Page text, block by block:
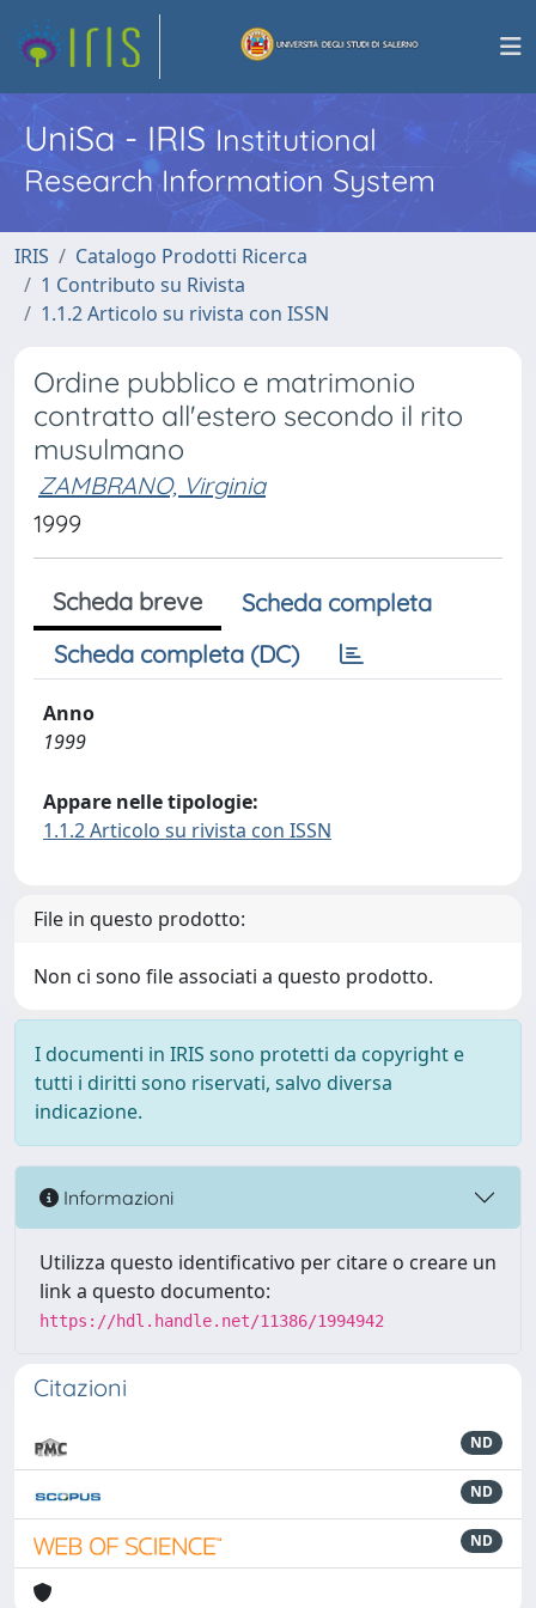
UniSa - IRISInstitutional
Research Information System
IRIS
Catalogo Prodotti Ricerca
1 Contributo su Rivista
1.1.2 Articolo su rivista con ISSN
Ordine pubblico e matrimonio
contratto all'estero secondo il rito
musulmano
ZAMBRANO, Virginia
1999
Scheda breve
Scheda completa
Scheda completa (DC)
Anno
1999
Appare nelle tipologie:
1.1.2 Articolo su rivista con ISSN
File in questo prodotto:
Non ci sono file associati a questo prodotto.
I documenti in IRIS sono protetti da copyright e
tutti i diritti sono riservati, salvo diversa
indicazione.
Informazioni
Utilizza questo identificativo per citare o creare un
link a questo documento:
https://hdl.handle.net/11386/1994942
Citazioni
ND
ND
ND